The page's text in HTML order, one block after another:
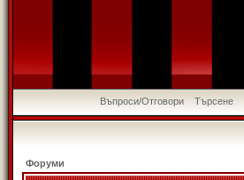
Въпроси/Отговори Търсене
Форуми